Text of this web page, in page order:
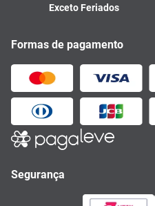
Exceto Feriados
Formas de pagamento
Segurança